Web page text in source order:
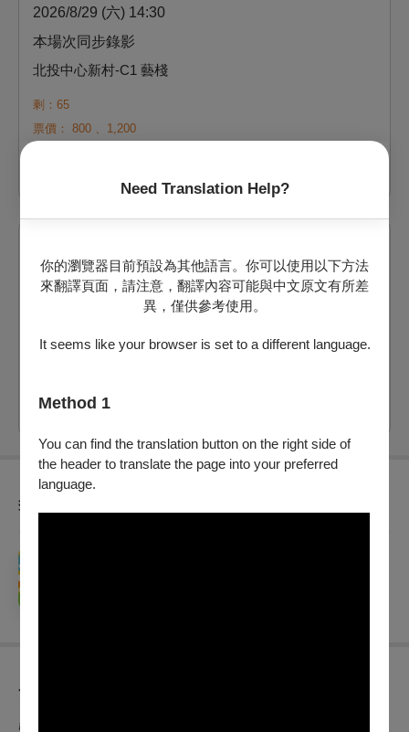
Need Translation Help?
你的瀏覽器目前預設為其他語言。你可以使用以下方法
來翻譯頁面，請注意，翻譯內容可能與中文原文有所差
異，僅供參考使用。
It seems like your browser is set to a different language.
Method 1
You can find the translation button on the right side of
the header to translate the page into your preferred
language.
2026/8/29 (六) 14:30
本場次同步錄影
北投中心新村-C1 藝棧
剩：65
票價：
800 1,200
本場次同步錄影
北投中心新村-C1 藝棧
剩：65
套票優惠
節目介紹
聲音、節奏與語言構成的音樂劇場。